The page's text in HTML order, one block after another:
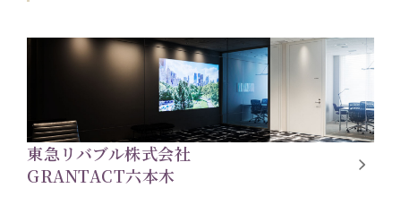
東急リバブル株式会社
GRANTACT六本木